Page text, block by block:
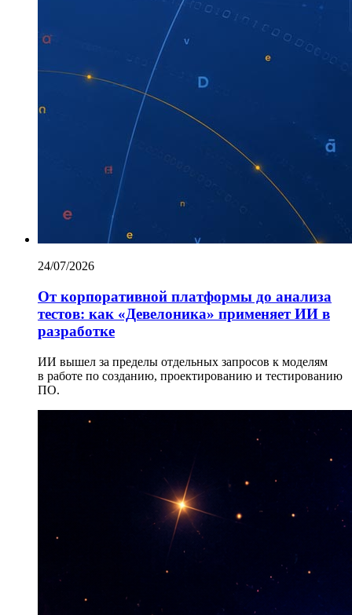
24/07/2026
От корпоративной платформы до анализа
тестов: как «Девелоника» применяет ИИ в
разработке
ИИ вышел за пределы отдельных запросов к моделям
в работе по созданию, проектированию и тестированию
ПО.